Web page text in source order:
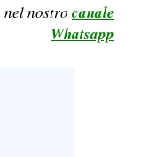
nostro canale
Whatsapp